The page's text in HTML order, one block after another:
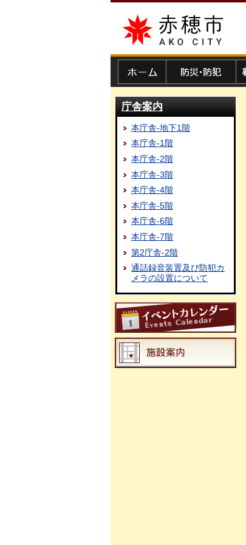
赤穂市
庁舎案内
本庁舎-地下1階
本庁舎-1階
本庁舎-2階
本庁舎-3階
本庁舎-4階
本庁舎-5階
本庁舎-6階
本庁舎-7階
第2庁舎-2階
通話録音装置及び防犯カ
メラの設置について